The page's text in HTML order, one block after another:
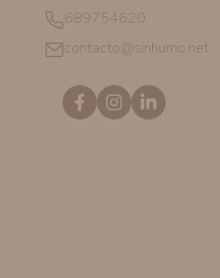
689754620
contacto@sinhumo.net